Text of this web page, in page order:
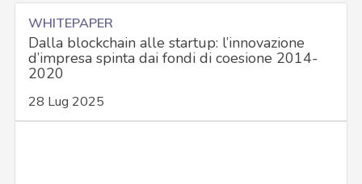
WHITEPAPER
Dalla blockchain alle startup: l’innovazione
d’impresa spinta dai fondi di coesione 2014-
2020
28 Lug 2025